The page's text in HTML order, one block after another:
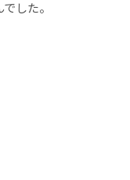
した。